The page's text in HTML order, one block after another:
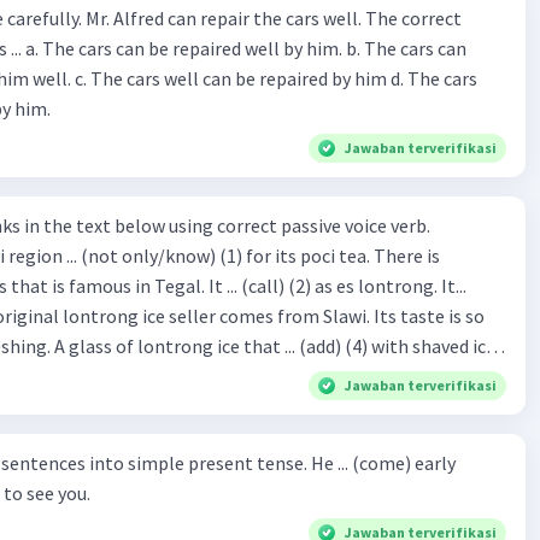
cars well. The correct
can
by him d. The cars
him.
Jawaban terverifikasi
that is famous in Tegal. It ... (call) (2) as es lontrong. It...
lontrong ice seller comes from Slawi. Its taste is so
A glass of lontrong ice that ... (add) (4) with shaved ice
lontrong ice will ... (flush)
and pandan syrup. The reason behind Lontrong ice
Lontrong Alley. Lontrong Alley ... (located) (9) in
Budimulya region. Nomor 8
Jawaban terverifikasi
into simple present tense. He ... (come) early
see you.
Jawaban terverifikasi